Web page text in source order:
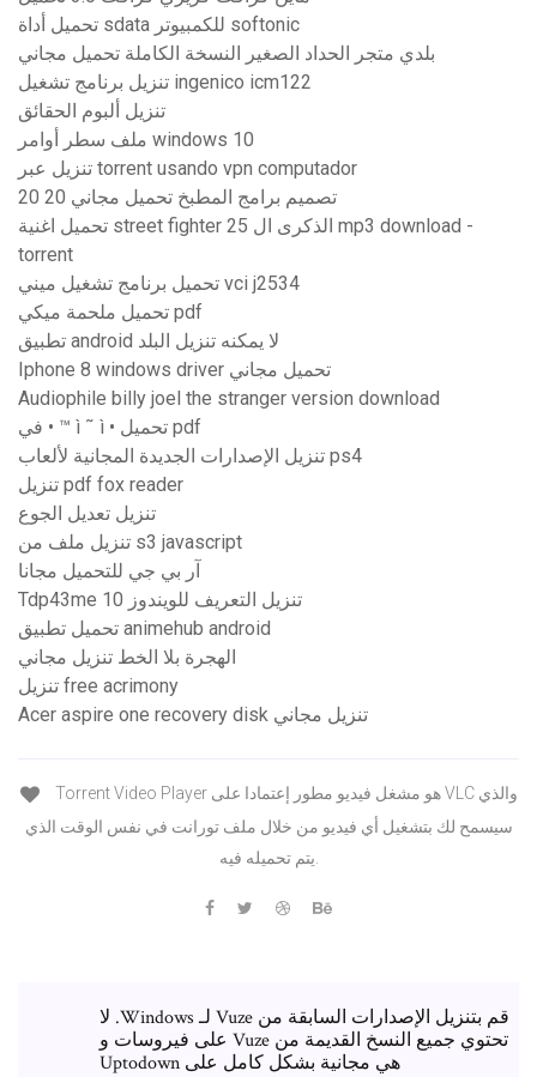
تحميل أداة sdata للكمبيوتر softonic
بلدي متجر الحداد الصغير النسخة الكاملة تحميل مجاني
تنزيل برنامج تشغيل ingenico icm122
تنزيل ألبوم الحقائق
ملف سطر أوامر windows 10
تنزيل عبر torrent usando vpn computador
20 20 تصميم برامج المطبخ تحميل مجاني
تحميل اغنية street fighter الذكرى ال 25 mp3 download -
torrent
تحميل برنامج تشغيل ميني vci j2534
تحميل ملحمة ميكي pdf
تطبيق android لا يمكنه تنزيل البلد
Iphone 8 windows driver تحميل مجاني
Audiophile billy joel the stranger version download
في • ™ ì ˜ ì • تحميل pdf
تنزيل الإصدارات الجديدة المجانية لألعاب ps4
تنزيل pdf fox reader
تنزيل تعديل الجوع
تنزيل ملف من s3 javascript
آر بي جي للتحميل مجانا
Tdp43me تنزيل التعريف للويندوز 10
تحميل تطبيق animehub android
الهجرة بلا الخط تنزيل مجاني
تنزيل free acrimony
Acer aspire one recovery disk تنزيل مجاني
Torrent Video Player هو مشغل فيديو مطور إعتمادا على VLC والذي
سيسمح لك بتشغيل أي فيديو من خلال ملف تورانت في نفس الوقت الذي
‫قم بتنزيل الإصدارات السابقة من Vuze لـ Windows. لا
تحتوي جميع النسخ القديمة من Vuze على فيروسات و
هي مجانية بشكل كامل على Uptodown